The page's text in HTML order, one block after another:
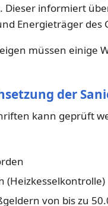
Dieser informiert
Energieträger des
müssen einige
der
kann geprüft
(Heizkesselkontrolle)
von bis zu